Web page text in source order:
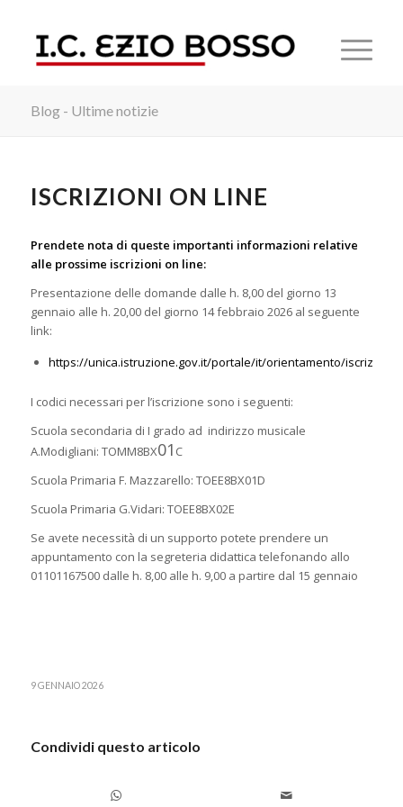
Blog - Ultime notizie
ISCRIZIONI ON LINE
Prendete nota di queste importanti informazioni relative
alle prossime iscrizioni on line:
Presentazione delle domande dalle h. 8,00 del giorno 13
gennaio alle h. 20,00 del giorno 14 febbraio 2026 al seguente
link:
https://unica.istruzione.gov.it/portale/it/orientamento/iscrizioni
I codici necessari per l’iscrizione sono i seguenti:
Scuola secondaria di I grado ad indirizzo musicale
A.Modigliani: TOMM8BX01 C
Scuola Primaria F. Mazzarello: TOEE8BX01D
Scuola Primaria G.Vidari: TOEE8BX02E
Se avete necessità di un supporto potete prendere un
appuntamento con la segreteria didattica telefonando allo
01101167500 dalle h. 8,00 alle h. 9,00 a partire dal 15 gennaio
9 GENNAIO 2026
Condividi questo articolo